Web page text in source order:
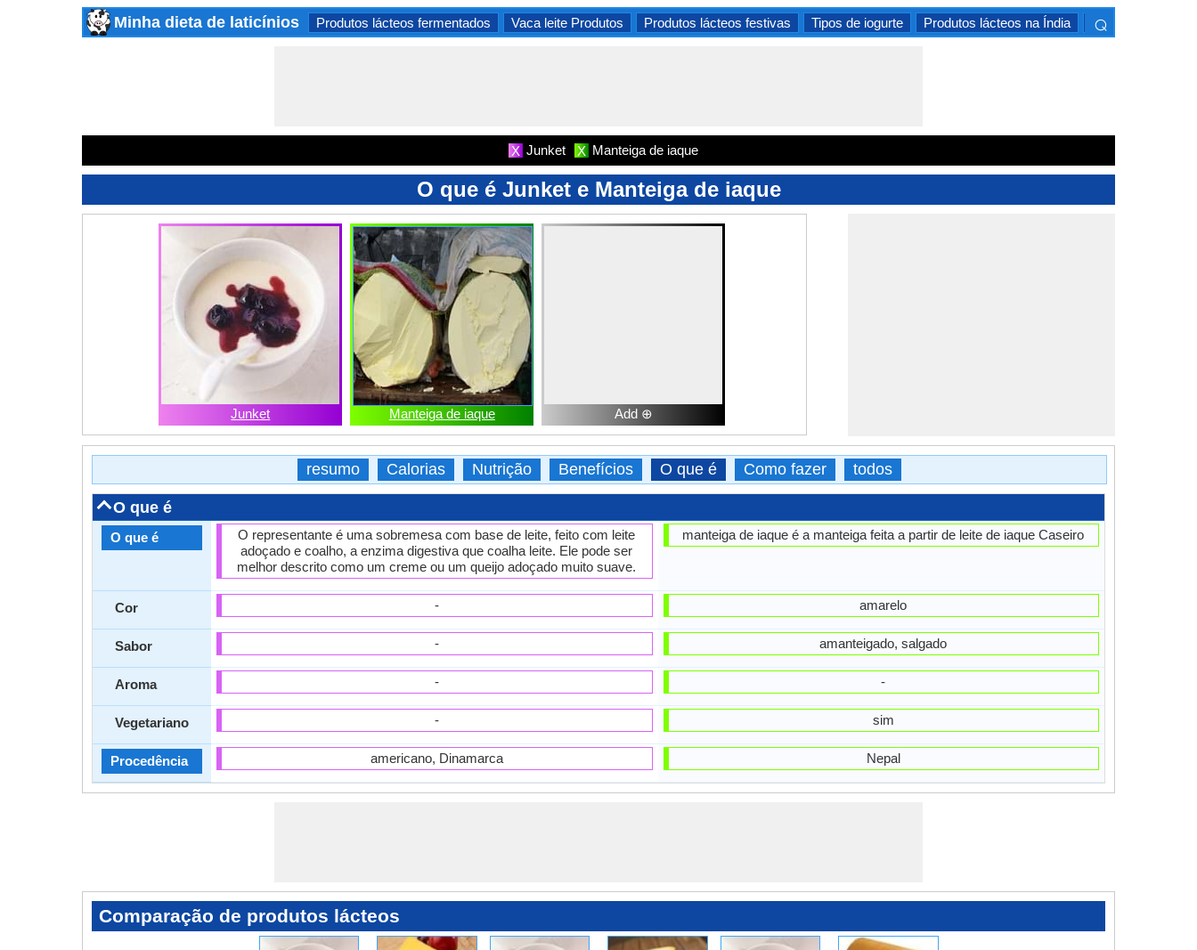
Minha dieta de laticínios Produtos lácteos fermentados Vaca leite Produtos Produtos lácteos festivas Tipos de iogurte Produtos lácteos na Índia Alimentos
⌕
X Junket X Manteiga de iaque
O que é Junket e Manteiga de iaque
Junket Manteiga de iaque Add ⊕
resumo Calorias Nutrição Benefícios O que é Como fazer todos
O que é
O que é
Cor
Sabor
Aroma
Vegetariano
Procedência
O representante é uma sobremesa com base de leite, feito com leite
adoçado e coalho, a enzima digestiva que coalha leite. Ele pode ser
melhor descrito como um creme ou um queijo adoçado muito suave.
-
-
-
-
americano, Dinamarca
manteiga de iaque é a manteiga feita a partir de leite de iaque Caseiro
amarelo
amanteigado, salgado
-
sim
Nepal
Comparação de produtos lácteos